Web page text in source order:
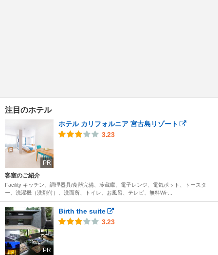
注目のホテル
PR
ホテル カリフォルニア 宮古島リゾート
3.23
客室のご紹介
Facility キッチン、調理器具/食器完備、冷蔵庫、電子レンジ、電気ポット、トースタ
ー、洗濯機（洗剤付）、洗面所、トイレ、お風呂、テレビ、無料Wi-...
PR
Birth the suite
3.23